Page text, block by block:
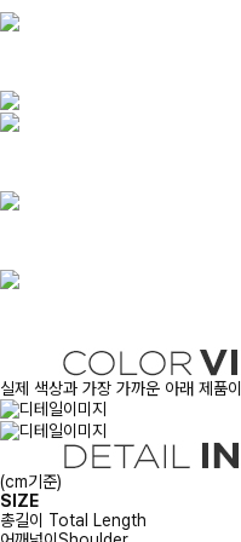
실제 색상과 가장 가까운 아래 제품
(cm기준)
SIZE
총길이 Total Length